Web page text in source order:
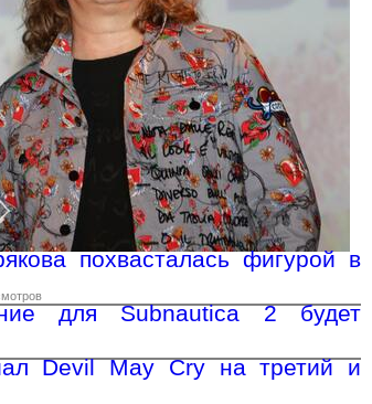
похвасталась фигурой в
для Subnautica 2 будет
Devil May Cry на третий и